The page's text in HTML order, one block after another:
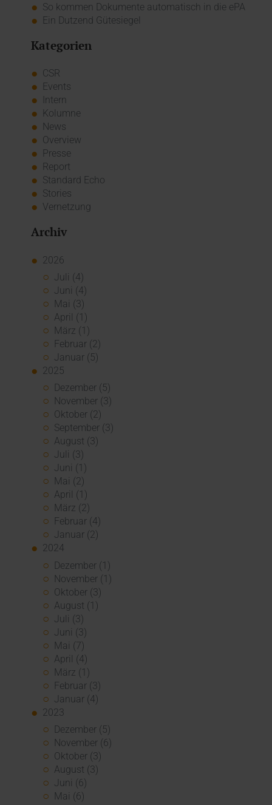
So kommen Dokumente automatisch in die ePA
Ein Dutzend Gütesiegel
Kategorien
CSR
Events
Intern
Kolumne
News
Overview
Presse
Report
Standard Echo
Stories
Vernetzung
Archiv
2026
Juli (4)
Juni (4)
Mai (3)
April (1)
März (1)
Februar (2)
Januar (5)
2025
Dezember (5)
November (3)
Oktober (2)
September (3)
August (3)
Juli (3)
Juni (1)
Mai (2)
April (1)
März (2)
Februar (4)
Januar (2)
2024
Dezember (1)
November (1)
Oktober (3)
August (1)
Juli (3)
Juni (3)
Mai (7)
April (4)
März (1)
Februar (3)
Januar (4)
2023
Dezember (5)
November (6)
Oktober (3)
August (3)
Juni (6)
Mai (6)